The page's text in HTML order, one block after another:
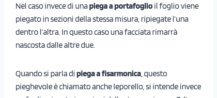
Nel caso invece di unapiega a portafoglio il foglio viene
piegato in sezioni della stessa misura, ripiegate l’una
dentro l’altra. In questo caso una facciata rimarrà
nascosta dalle altre due.
Quando si parla di piega a fisarmonica , questo
pieghevole è chiamato anche leporello, si intende invece